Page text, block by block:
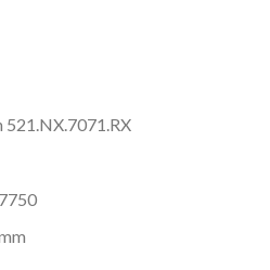
521.NX.7071.RX